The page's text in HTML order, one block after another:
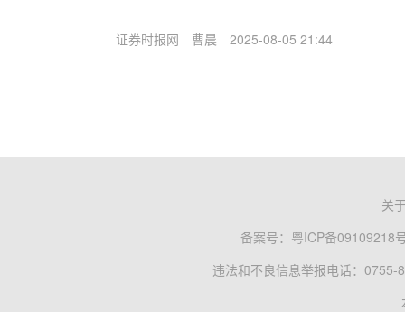
证券时报网 曹晨 2025-08-05 21:44
关
备案号： 粤ICP备09109218
违法和不良信息举报电话：0755-